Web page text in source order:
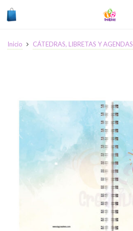
Inicio CÁTEDRAS, LIBRETAS Y AGENDAS